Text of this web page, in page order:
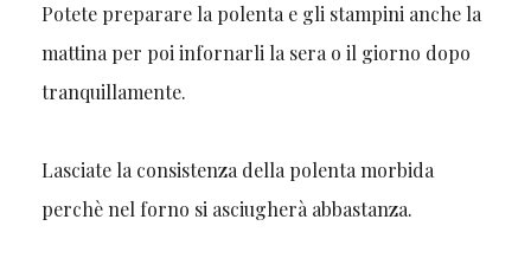
Potete preparare la polenta e gli stampini anche la
mattina per poi infornarli la sera o il giorno dopo
tranquillamente.
Lasciate la consistenza della polenta morbida
perchè nel forno si asciugherà abbastanza.